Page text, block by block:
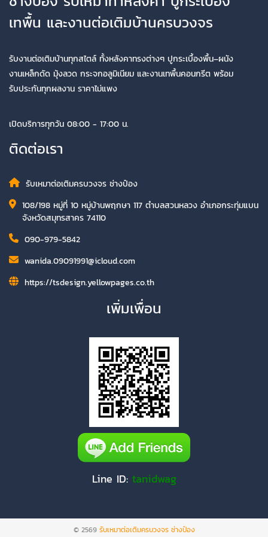
เทพื้น และงานต่อเติมบ้านครบวงจร
รับงานต่อเติมบ้านทุกสไตล์ ทั้งหลังคาทรงต่างๆ ปูกระเบื้องพื้น–ผนัง
งานเหล็กดัด มุ้งลวด กระจกอลูมิเนียม และงานเทพื้นคอนกรีต พร้อม
รับประกันทุกผลงาน ราคาไม่แพง
เปิดบริการทุกวัน 08:00 - 17:00 น.
ติดต่อเรา
รับเหมาต่อเติมครบวงจร ช่างป๋อง
108/198 หมู่ที่ 10 หมู่บ้านพฤกษา 117 ตำบลสวนหลวง อำเภอกระทุ่มแบน
จังหวัดสมุทรสาคร 74110
090-979-5842
wanida.09091991@icloud.com
https://tsdesign.yellowpages.co.th
เพิ่มเพื่อน
Line ID: tanidwag
© 2569 รับเหมาต่อเติมครบวงจร ช่างป๋อง